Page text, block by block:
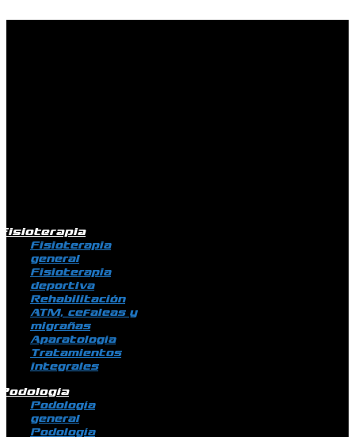
Fisioterapia
general
Fisioterapia
deportiva
Rehabilitación
ATM, cefaleas y
migrañas
Aparatología
Tratamientos
integrales
Podología
general
Podología